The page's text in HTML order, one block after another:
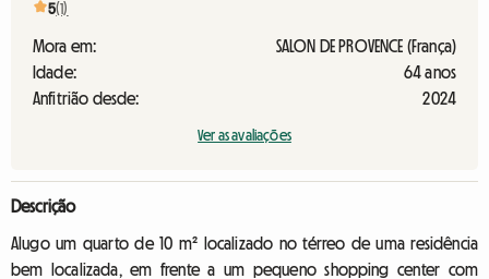
5(1)
Mora em:
SALON DE PROVENCE (França)
Idade:
64 anos
Anfitrião desde:
2024
Ver as avaliações
Descrição
Alugo um quarto de 10 m² localizado no térreo de uma residência
bem localizada, em frente a um pequeno shopping center com